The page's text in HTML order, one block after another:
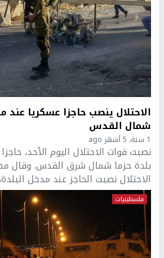
الاحتلال ينصب حاجزا عسكريا عند
شمال القدس
1 سنة، 5 أشهر ago
نصبت قوات الاحتلال اليوم الأحد،
بلدة حزما شمال شرق القدس. وقال
الاحتلال نصبت الحاجز عند مدخل
فلسطينيات